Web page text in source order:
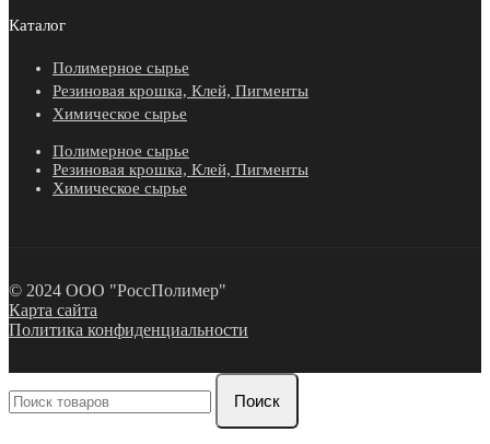
Каталог
Полимерное сырье
Резиновая крошка, Клей, Пигменты
Химическое сырье
Полимерное сырье
Резиновая крошка, Клей, Пигменты
Химическое сырье
© 2024 ООО "РоссПолимер"
Карта сайта
Политика конфиденциальности
Поиск